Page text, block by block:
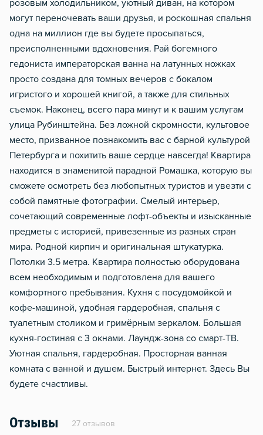
розовым холодильником, уютный диван, на котором
могут переночевать ваши друзья, и роскошная спальня
одна на миллион где вы будете просыпаться,
преисполненными вдохновения. Рай богемного
гедониста императорская ванна на латунных ножках
просто создана для томных вечеров с бокалом
игристого и хорошей книгой, а также для стильных
съемок. Наконец, всего пара минут и к вашим услугам
улица Рубинштейна. Без ложной скромности, культовое
место, призванное познакомить вас с барной культурой
Петербурга и похитить ваше сердце навсегда! Квартира
находится в знаменитой парадной Ромашка, которую вы
сможете осмотреть без любопытных туристов и увезти с
собой памятные фотографии. Смелый интерьер,
сочетающий современные лофт-объекты и изысканные
предметы с историей, привезенные из разных стран
мира. Родной кирпич и оригинальная штукатурка.
Потолки 3.5 метра. Квартира полностью оборудована
всем необходимым и подготовлена для вашего
комфортного пребывания. Кухня с посудомойкой и
кофе-машиной, удобная гардеробная, спальня с
туалетным столиком и гримёрным зеркалом. Большая
кухня-гостиная с 3 окнами. Лаундж-зона со смарт-ТВ.
Уютная спальня, гардеробная. Просторная ванная
комната с ванной и душем. Быстрый интернет. Здесь Вы
будете счастливы.
Отзывы 27 отзывов